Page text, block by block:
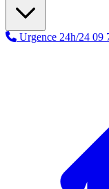
Urgence 24h/24 09